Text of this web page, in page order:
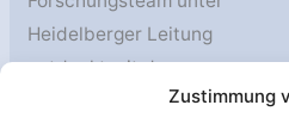
Zustimmung
Heidelberger Leitung
entdeckt mit dem neuen
Weltraumteleskop einen